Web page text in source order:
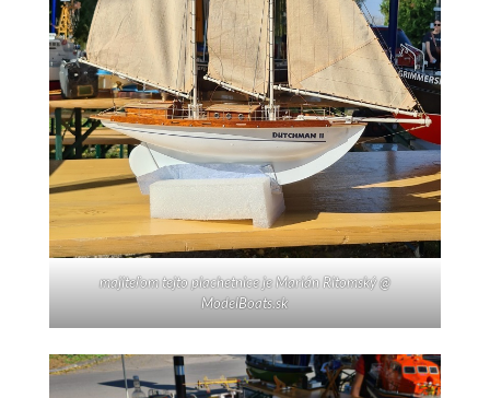
majiteľom tejto plachetnice je Marián Ritomský @
ModelBoats.sk